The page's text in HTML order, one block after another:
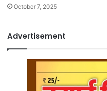
October 7, 2025
Advertisement